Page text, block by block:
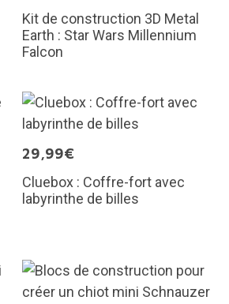
Kit de construction 3D Metal
Earth : Star Wars Millennium
Falcon
29,99€
Cluebox : Coffre-fort avec
labyrinthe de billes